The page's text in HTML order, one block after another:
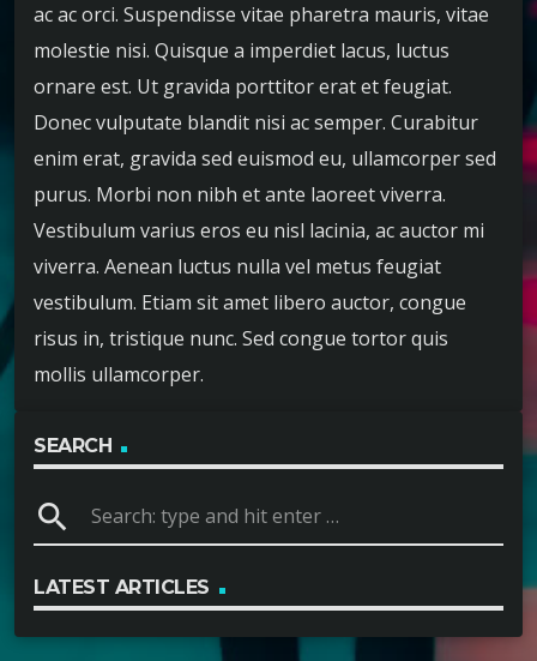
ac ac orci. Suspendisse vitae pharetra mauris, vitae
molestie nisi. Quisque a imperdiet lacus, luctus
ornare est. Ut gravida porttitor erat et feugiat.
Donec vulputate blandit nisi ac semper. Curabitur
enim erat, gravida sed euismod eu, ullamcorper sed
purus. Morbi non nibh et ante laoreet viverra.
Vestibulum varius eros eu nisl lacinia, ac auctor mi
viverra. Aenean luctus nulla vel metus feugiat
vestibulum. Etiam sit amet libero auctor, congue
risus in, tristique nunc. Sed congue tortor quis
mollis ullamcorper.
SEARCH
search
LATEST ARTICLES